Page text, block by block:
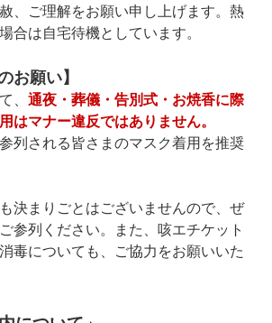
、ご理解をお願い申し上げます。熱
合は自宅待機としています。
お願い】
、 通夜・葬儀・告別式・お焼香に際
はマナー違反ではありません。
列される皆さまのマスク着用を推奨
決まりごとはございませんので、ぜ
参列ください。また、咳エチケット
毒についても、ご協力をお願いいた